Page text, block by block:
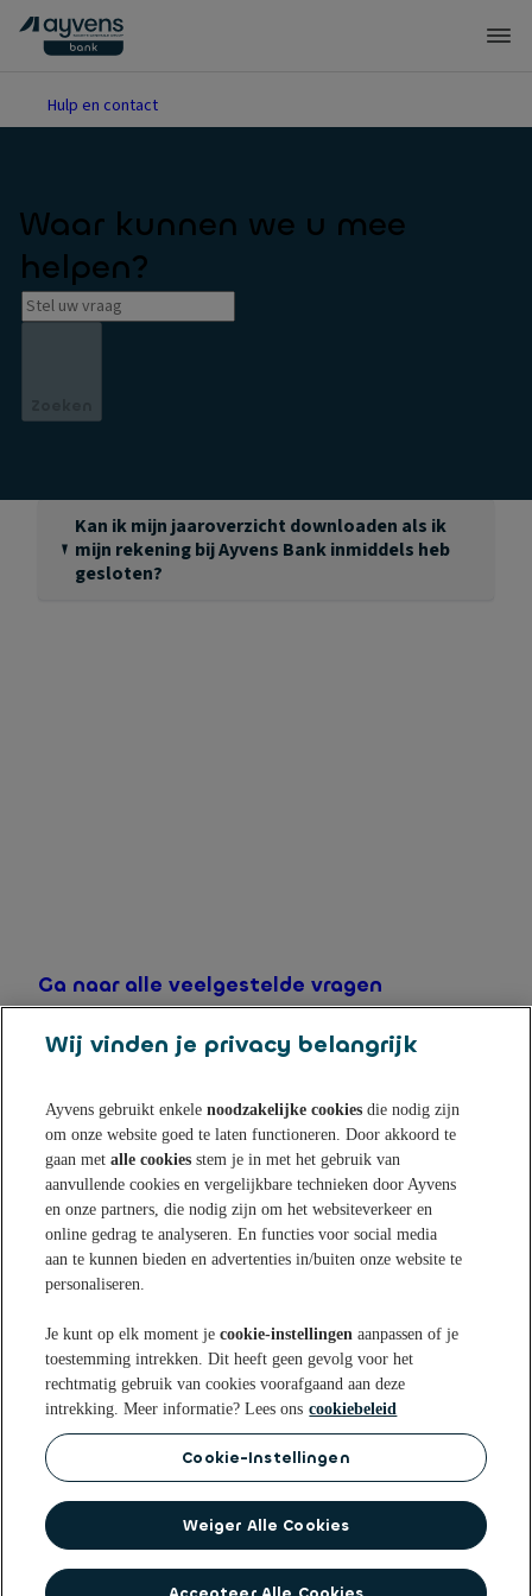
Hulp en contact
Waar kunnen we u mee
helpen?
Kan ik mijn jaaroverzicht downloaden als ik
mijn rekening bij Ayvens Bank inmiddels heb
gesloten?
Ga naar alle veelgestelde vragen
Sparen bij Ayvens Bank
Onze Online Spaarrekening
Onze Spaarvormen
Onze Sparen App
Actuele rentestanden
Open een Spaarrekening
Tips & Inspiratie
Nieuws
Aanmelden nieuwsbrief
Over ons
Duurzaamheid
Voorwaarden
Klantenservice
Veelgestelde vragen
Identificatie bij Ayvens Bank
Veilig Bankieren
Privacy statement PrivacyrechtenCookie
Op de hoogte blijven? Volg ons op
Wij vinden je privacy belangrijk
Ayvens gebruikt enkelenoodzakelijke cookies die nodig zijn
om onze website goed te laten functioneren. Door akkoord te
gaan metalle cookies stem je in met het gebruik van
aanvullende cookies en vergelijkbare technieken door Ayvens
en onze partners, die nodig zijn om het websiteverkeer en
online gedrag te analyseren. En functies voor social media
aan te kunnen bieden en advertenties in/buiten onze website te
personaliseren.
Je kunt op elk moment jecookie-instellingen aanpassen of je
toestemming intrekken. Dit heeft geen gevolg voor het
rechtmatig gebruik van cookies voorafgaand aan deze
intrekking. Meer informatie? Lees ons cookiebeleid
Cookie-Instellingen
Weiger Alle Cookies